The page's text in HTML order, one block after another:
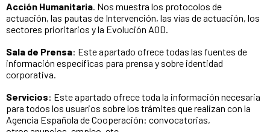
Acción Humanitaria. Nos muestra los protocolos de
actuación, las pautas de Intervención, las vías de actuación, los
sectores prioritarios y la Evolución AOD.
Sala de Prensa: Este apartado ofrece todas las fuentes de
información específicas para prensa y sobre identidad
corporativa.
Servicios: Este apartado ofrece toda la información necesaria
para todos los usuarios sobre los trámites que realizan con la
Agencia Española de Cooperación: convocatorias,